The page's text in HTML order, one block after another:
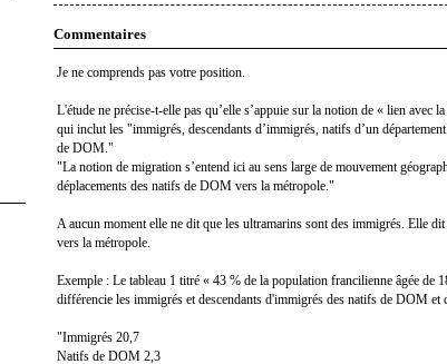
Commentaires
Je ne comprends pas votre position.
L'étude ne précise-t-elle pas qu’elle s’appuie sur la notion de « lien avec
qui inclut les "immigrés, descendants d’immigrés, natifs d’un
de DOM."
"La notion de migration s’entend ici au sens large de mouvement
déplacements des natifs de DOM vers la métropole."
A aucun moment elle ne dit que les ultramarins sont des immigrés. Elle
vers la métropole.
Exemple : Le tableau 1 titré « 43 % de la population francilienne âgée de
différencie les immigrés et descendants d'immigrés des natifs de DOM et
"Immigrés 20,7
Natifs de DOM 2,3